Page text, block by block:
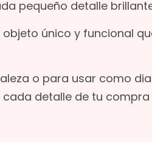
pequeño detalle
único y funcional
o para usar como
detalle de tu